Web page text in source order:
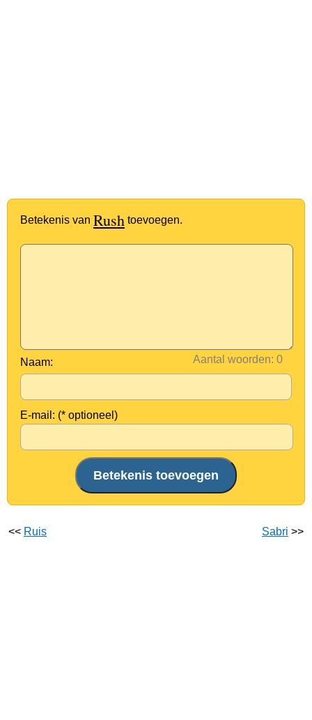
Betekenis van Rush toevoegen.
Aantal woorden:
Naam:
E-mail: (* optioneel)
<< Ruis Sabri >>